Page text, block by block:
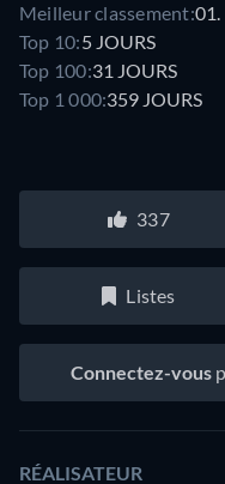
Meilleur classement:01.
Top 10:5 JOURS
Top 100:31 JOURS
Top 1 000:359 JOURS
337
Listes
Connectez-vous
RÉALISATEUR